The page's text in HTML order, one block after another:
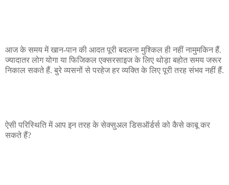
आज के समय में खान-पान की आदत पूरी बदलना मुश्किल ही नहीं नामुमकिन हैं.
ज्यादातर लोग योगा या फिजिकल एक्सरसाइज के लिए थोड़ा बहोत समय जरूर
निकाल सकते हैं. बुरे व्यसनों से परहेज हर व्यक्ति के लिए पूरी तरह संभव नहीं हैं.
ऐसी परिस्थिति में आप इन तरह के सेक्सुअल डिसऑर्डर्स को कैसे काबू कर
सकते हैं?